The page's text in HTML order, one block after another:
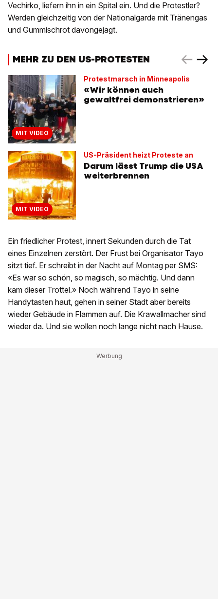
Vechirko, liefern ihn in ein Spital ein. Und die Protestler?
Werden gleichzeitig von der Nationalgarde mit Tränengas
und Gummischrot davongejagt.
MEHR ZU DEN US-PROTESTEN
MIT VIDEO
Protestmarsch in Minneapolis
«Wir können auch
gewaltfrei demonstrieren»
MIT VIDEO
US-Präsident heizt Proteste an
Darum lässt Trump die USA
weiterbrennen
Ein friedlicher Protest, innert Sekunden durch die Tat
eines Einzelnen zerstört. Der Frust bei Organisator Tayo
sitzt tief. Er schreibt in der Nacht auf Montag per SMS:
«Es war so schön, so magisch, so mächtig. Und dann
kam dieser Trottel.» Noch während Tayo in seine
Handytasten haut, gehen in seiner Stadt aber bereits
wieder Gebäude in Flammen auf. Die Krawallmacher sind
wieder da. Und sie wollen noch lange nicht nach Hause.